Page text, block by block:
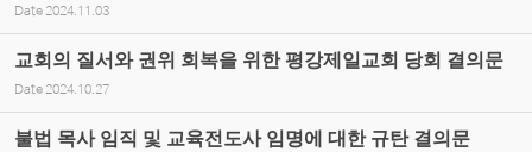
Date 2024.11.03
교회의 질서와 권위 회복을 위한 평강제일교회 당회 결의문
Date 2024.10.27
불법 목사 임직 및 교육전도사 임명에 대한 규탄 결의문